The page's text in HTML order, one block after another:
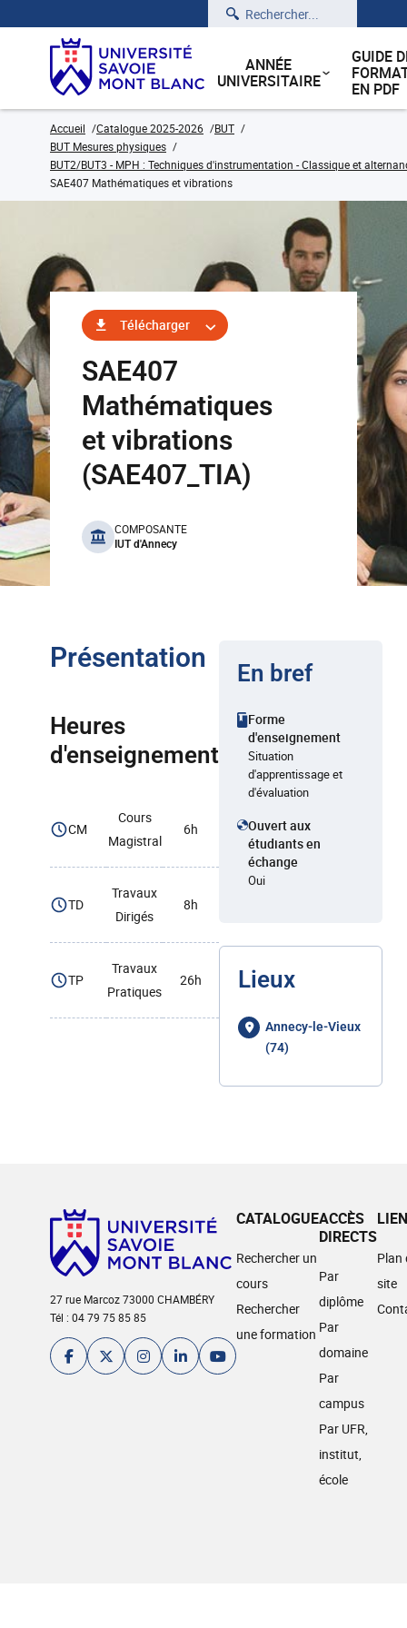
Rechercher
ANNÉE
UNIVERSITAIRE
GUIDE
EN PDF
Accueil Catalogue 2025-2026
BUT
BUT Mesures physiques
BUT2/BUT3 - MPH : Techniques d'instrumentation - Classique et
SAE407 Mathématiques et vibrations
Télécharger
SAE407
Mathématiques
et vibrations
(SAE407_TIA)
benefits
COMPOSANTE
IUT d'Annecy
Présentation
Heures
d'enseignement
CM
Cours
Magistral
6h
TD
Travaux
Dirigés
8h
TP
Travaux
Pratiques
26h
En bref
Forme
d'enseignement
Situation
d'apprentissage et
d'évaluation
Ouvert aux
étudiants en
échange
Oui
Lieux
Annecy-le-Vieux
(74)
27 rue Marcoz 73000 CHAMBÉRY
Tél : 04 79 75 85 85
CATALOGUE
Rechercher un
cours
Rechercher
une formation
ACCÈS
DIRECTS
Par
diplôme
Par
domaine
Par
campus
Par UFR,
institut,
école
Plan
site